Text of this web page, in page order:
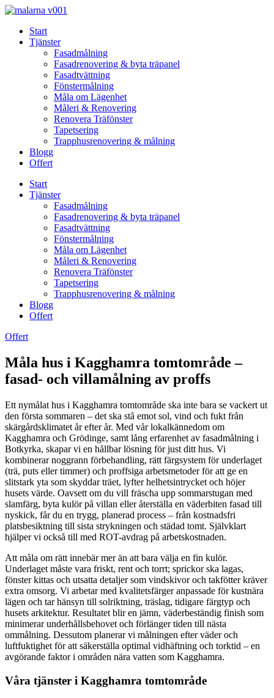
Skip
contentStart
Tjänster
Fasadmålning
Fasadrenovering & byta träpanel
Fasadtvättning
Fönstermålning
Måla om Lägenhet
Måleri & Renovering
Renovera Träfönster
Tapetsering
Trapphusrenovering & målning
Blogg
Offert
Start
Tjänster
Fasadmålning
Fasadrenovering & byta träpanel
Fasadtvättning
Fönstermålning
Måla om Lägenhet
Måleri & Renovering
Renovera Träfönster
Tapetsering
Trapphusrenovering & målning
Blogg
Offert
Offert
Måla hus i Kagghamra tomtområde –
fasad- och villamålning av proffs
Ett nymålat hus i Kagghamra tomtområde ska inte bara se vackert ut
den första sommaren – det ska stå emot sol, vind och fukt från
skärgårdsklimatet år efter år. Med vår lokalkännedom om
Kagghamra och Grödinge, samt lång erfarenhet av fasadmålning i
Botkyrka, skapar vi en hållbar lösning för just ditt hus. Vi
kombinerar noggrann förbehandling, rätt färgsystem för underlaget
(trä, puts eller timmer) och proffsiga arbetsmetoder för att ge en
slitstark yta som skyddar träet, lyfter helhetsintrycket och höjer
husets värde. Oavsett om du vill fräscha upp sommarstugan med
slamfärg, byta kulör på villan eller återställa en väderbiten fasad till
nyskick, får du en trygg, planerad process – från kostnadsfri
platsbesiktning till sista strykningen och städad tomt. Självklart
hjälper vi också till med ROT-avdrag på arbetskostnaden.
Att måla om rätt innebär mer än att bara välja en fin kulör.
Underlaget måste vara friskt, rent och torrt; sprickor ska lagas,
fönster kittas och utsatta detaljer som vindskivor och takfötter kräver
extra omsorg. Vi arbetar med kvalitetsfärger anpassade för kustnära
lägen och tar hänsyn till solriktning, träslag, tidigare färgtyp och
husets arkitektur. Resultatet blir en jämn, väderbeständig finish som
minimerar underhållsbehovet och förlänger tiden till nästa
ommålning. Dessutom planerar vi målningen efter väder och
luftfuktighet för att säkerställa optimal vidhäftning och torktid – en
avgörande faktor i områden nära vatten som Kagghamra.
Våra tjänster i Kagghamra tomtområde